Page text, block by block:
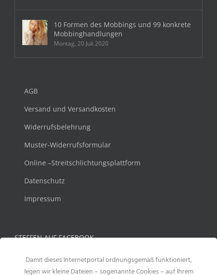
10 Formen des Mobbings und 99 konkrete
Mobbinghandlungen
Montag, 20 Juli 2020
AGB
Versand und Versandkosten
Widerrufsbelehrung
Muster-Widerrufsformular
Online –Streitschlichtungsplattform
Datenschutz
Impressum
STEFFEN AUF FACEBOOK
Damit dieses Internetportal ordnungsgemäß funktioniert,
legen wir kleine Dateien – sogenannte Cookies – auf Ihrem